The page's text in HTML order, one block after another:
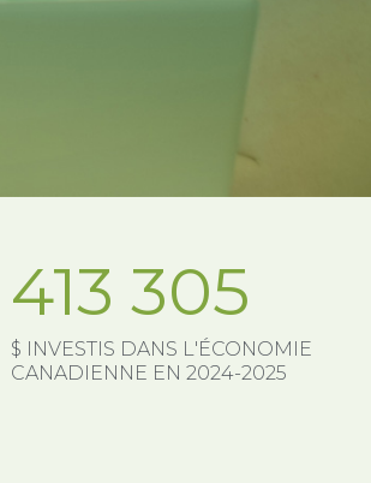
$ INVESTIS DANS L'ÉCONOMIE
CANADIENNE EN 2024-2025
413 305